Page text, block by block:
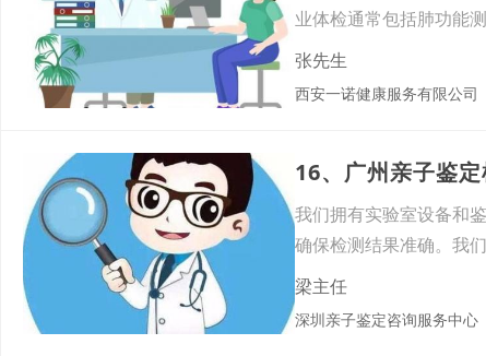
业体检通常包括肺功能
测试
张先生
西安一诺健康服务有限公司
16、广州亲子鉴
我们拥有实验室设备和
确保检测结果准确。我
每一
梁主任
深圳亲子鉴定咨询服务中心